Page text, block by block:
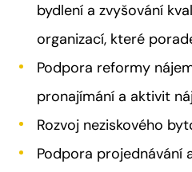
bydlení a zvyšování
organizací, které
Podpora reformy
pronajímání a aktivit
Rozvoj neziskového
Podpora projednávání